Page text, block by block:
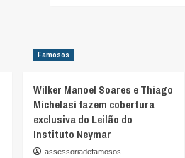
Famosos
Wilker Manoel Soares e Thiago
Michelasi fazem cobertura
exclusiva do Leilão do
Instituto Neymar
assessoriadefamosos